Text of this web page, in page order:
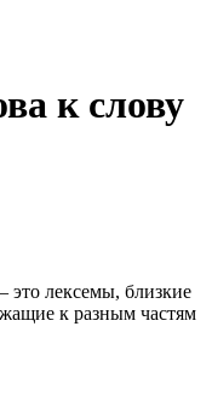
к слову
это лексемы, близкие
к разным частям